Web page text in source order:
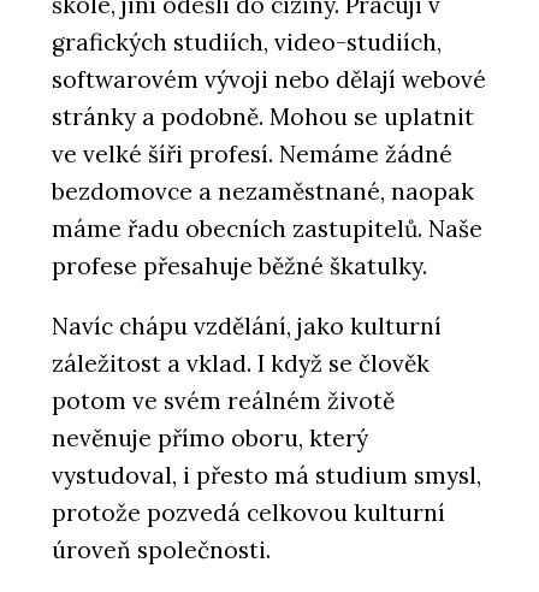
grafických studiích, video-studiích,
softwarovém vývoji nebo dělají webové
stránky a podobně. Mohou se uplatnit
ve velké šíři profesí. Nemáme žádné
bezdomovce a nezaměstnané, naopak
máme řadu obecních zastupitelů. Naše
profese přesahuje běžné škatulky.
Navíc chápu vzdělání, jako kulturní
záležitost a vklad. I když se člověk
potom ve svém reálném životě
nevěnuje přímo oboru, který
vystudoval, i přesto má studium smysl,
protože pozvedá celkovou kulturní
úroveň společnosti.